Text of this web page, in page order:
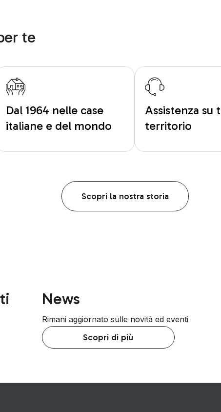
te
Dal 1964 nelle case
italiane e del mondo
Assistenza su
territorio
Scopri la nostra storia
News
Rimani aggiornato sulle novità ed eventi
Scopri di più